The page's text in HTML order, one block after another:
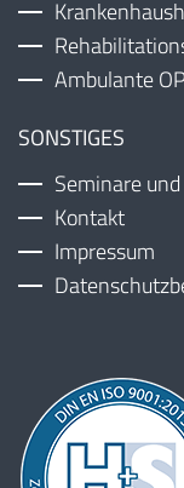
Ambulante
SONSTIGES
Seminare
Kontakt
Impressum